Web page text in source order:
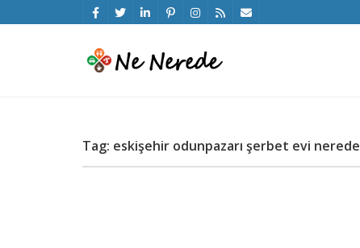
Tag: eskişehir odunpazarı şerbet evi nerede